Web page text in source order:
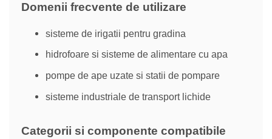
Domenii frecvente de utilizare
sisteme de irigatii pentru gradina
hidrofoare si sisteme de alimentare cu apa
pompe de ape uzate si statii de pompare
sisteme industriale de transport lichide
Categorii si componente compatibile